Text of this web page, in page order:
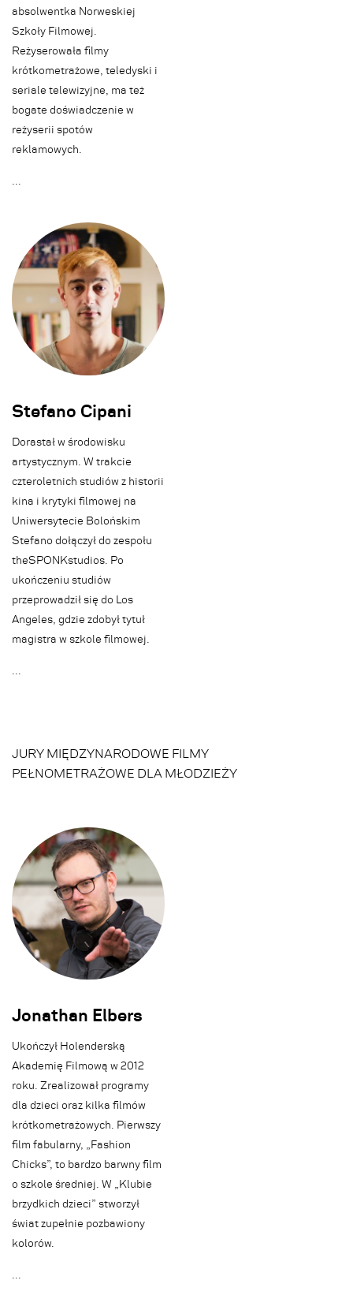
absolwentka Norweskiej
Szkoły Filmowej.
Reżyserowała filmy
krótkometrażowe, teledyski i
seriale telewizyjne, ma też
bogate doświadczenie w
reżyserii spotów
reklamowych.
...
Stefano Cipani
Dorastał w środowisku
artystycznym. W trakcie
czteroletnich studiów z historii
kina i krytyki filmowej na
Uniwersytecie Bolońskim
Stefano dołączył do zespołu
theSPONKstudios. Po
ukończeniu studiów
przeprowadził się do Los
Angeles, gdzie zdobył tytuł
magistra w szkole filmowej.
...
JURY MIĘDZYNARODOWE FILMY
PEŁNOMETRAŻOWE DLA MŁODZIEŻY
Jonathan Elbers
Ukończył Holenderską
Akademię Filmową w 2012
roku. Zrealizował programy
dla dzieci oraz kilka filmów
krótkometrażowych. Pierwszy
film fabularny, „Fashion
Chicks”, to bardzo barwny film
o szkole średniej. W „Klubie
brzydkich dzieci” stworzył
świat zupełnie pozbawiony
kolorów.
...